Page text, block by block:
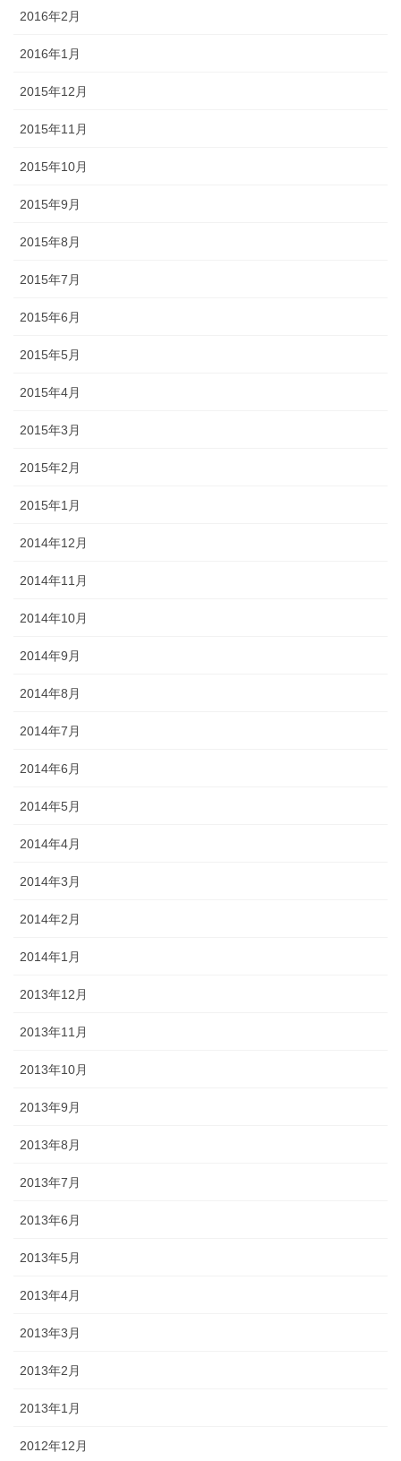
2016年2月
2016年1月
2015年12月
2015年11月
2015年10月
2015年9月
2015年8月
2015年7月
2015年6月
2015年5月
2015年4月
2015年3月
2015年2月
2015年1月
2014年12月
2014年11月
2014年10月
2014年9月
2014年8月
2014年7月
2014年6月
2014年5月
2014年4月
2014年3月
2014年2月
2014年1月
2013年12月
2013年11月
2013年10月
2013年9月
2013年8月
2013年7月
2013年6月
2013年5月
2013年4月
2013年3月
2013年2月
2013年1月
2012年12月